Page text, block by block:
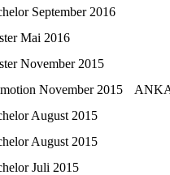
September 2016
Mai 2016
November 2015
November 2015
August 2015
August 2015
Juli 2015